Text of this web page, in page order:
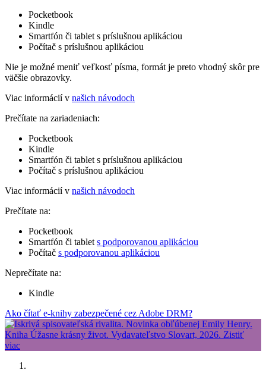
Pocketbook
Kindle
Smartfón či tablet s príslušnou aplikáciou
Počítač s príslušnou aplikáciou
Nie je možné meniť veľkosť písma, formát je preto vhodný skôr pre
väčšie obrazovky.
Viac informácií v našich návodoch
Prečítate na zariadeniach:
Pocketbook
Kindle
Smartfón či tablet s príslušnou aplikáciou
Počítač s príslušnou aplikáciou
Viac informácií v našich návodoch
Prečítate na:
Pocketbook
Smartfón či tablet s podporovanou aplikáciou
Počítač s podporovanou aplikáciou
Neprečítate na:
Kindle
Ako čítať e-knihy zabezpečené cez Adobe DRM?